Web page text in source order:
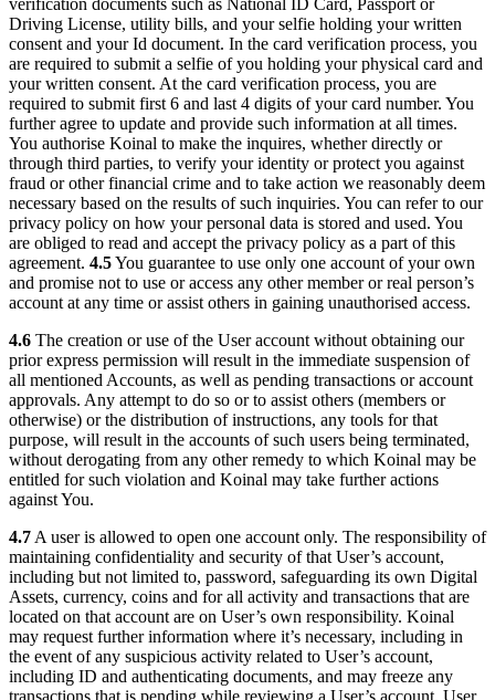
verification documents such as National ID Card, Passport or
Driving License, utility bills, and your selfie holding your written
consent and your Id document. In the card verification process, you
are required to submit a selfie of you holding your physical card and
your written consent. At the card verification process, you are
required to submit first 6 and last 4 digits of your card number. You
further agree to update and provide such information at all times.
You authorise Koinal to make the inquires, whether directly or
through third parties, to verify your identity or protect you against
fraud or other financial crime and to take action we reasonably deem
necessary based on the results of such inquiries. You can refer to our
privacy policy on how your personal data is stored and used. You
are obliged to read and accept the privacy policy as a part of this
agreement. 4.5You guarantee to use only one account of your own
and promise not to use or access any other member or real person’s
account at any time or assist others in gaining unauthorised access.
4.6 The creation or use of the User account without obtaining our
prior express permission will result in the immediate suspension of
all mentioned Accounts, as well as pending transactions or account
approvals. Any attempt to do so or to assist others (members or
otherwise) or the distribution of instructions, any tools for that
purpose, will result in the accounts of such users being terminated,
without derogating from any other remedy to which Koinal may be
entitled for such violation and Koinal may take further actions
against You.
4.7A user is allowed to open one account only. The responsibility of
maintaining confidentiality and security of that User’s account,
including but not limited to, password, safeguarding its own Digital
Assets, currency, coins and for all activity and transactions that are
located on that account are on User’s own responsibility. Koinal
may request further information where it’s necessary, including in
the event of any suspicious activity related to User’s account,
including ID and authenticating documents, and may freeze any